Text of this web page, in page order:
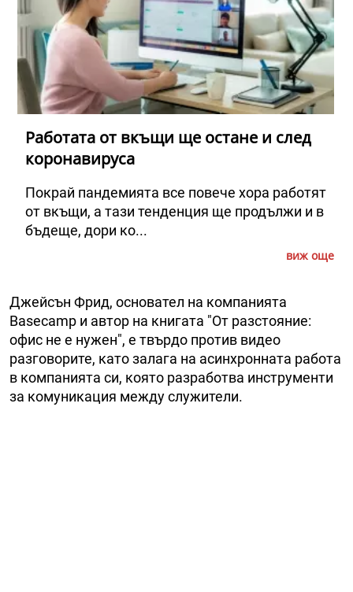
Работата от вкъщи ще остане и след
коронавируса
Покрай пандемията все повече хора работят
от вкъщи, а тази тенденция ще продължи и в
бъдеще, дори ко...
виж още
Джейсън Фрид, основател на компанията
Basecamp и автор на книгата "От разстояние:
офис не е нужен", е твърдо против видео
разговорите, като залага на асинхронната работа
в компанията си, която разработва инструменти
за комуникация между служители.